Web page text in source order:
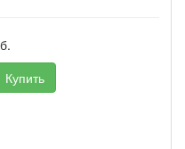
Купить